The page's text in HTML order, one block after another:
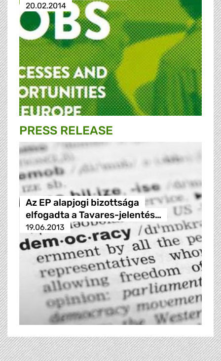
20.02.2014
PRESS RELEASE
Az EP alapjogi bizottsága
elfogadta a Tavares-jelentés…
19.06.2013